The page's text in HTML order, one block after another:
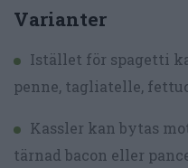
Varianter
Istället för spagetti
penne, tagliatelle,
Kassler kan bytas
tärnad bacon eller